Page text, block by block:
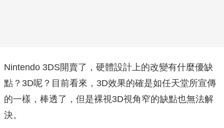
Nintendo 3DS開賣了，硬體設計上的改變有什麼優缺
點？3D呢？目前看來，3D效果的確是如任天堂所宣傳
的一樣，棒透了，但是裸視3D視角窄的缺點也無法解
決。